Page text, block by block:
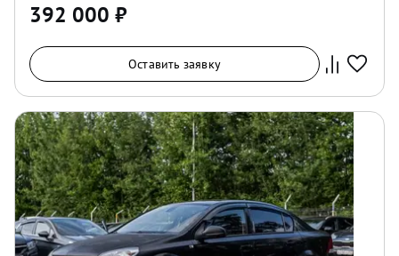
392 000 ₽
Оставить заявку